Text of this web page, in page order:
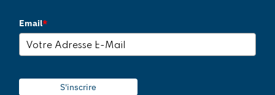
Email*
S'inscrire